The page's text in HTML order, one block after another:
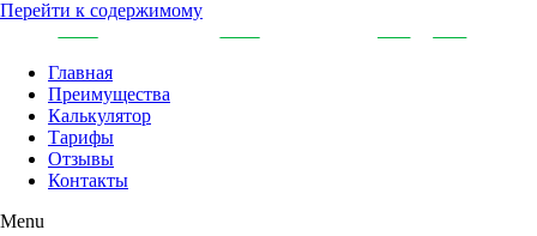
Перейти к содержимому
Главная
Преимущества
Калькулятор
Тарифы
Отзывы
Контакты
Menu